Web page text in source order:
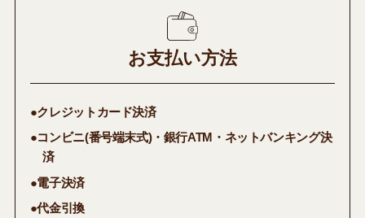
お支払い方法
●クレジットカード決済
●コンビニ(番号端末式)・銀行ATM・ネットバンキング決
済
●電子決済
●代金引換